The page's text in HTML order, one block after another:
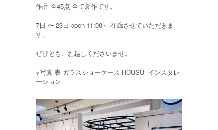
作品 全45点 全て新作です。
7日 〜 23日 open 11:00～ 在廊させていただきま
す。
ぜひとも、お越しくださいませ。
※写真 表 ガラスショーケース HOUSUI インスタレ
ーション